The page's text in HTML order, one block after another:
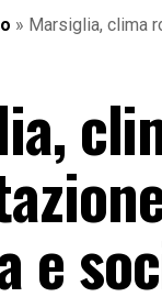
» Marsiglia, clima
e